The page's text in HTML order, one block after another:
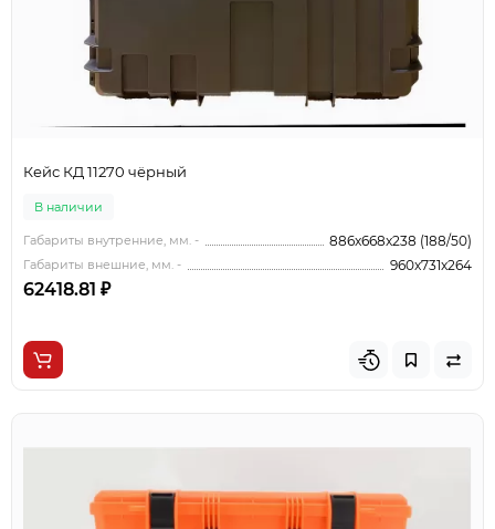
Кейс КД 11270 чёрный
В наличии
Габариты внутренние, мм. - 886x668x238 (188/50)
Габариты внешние, мм. - 960x731x264
62418.81 ₽